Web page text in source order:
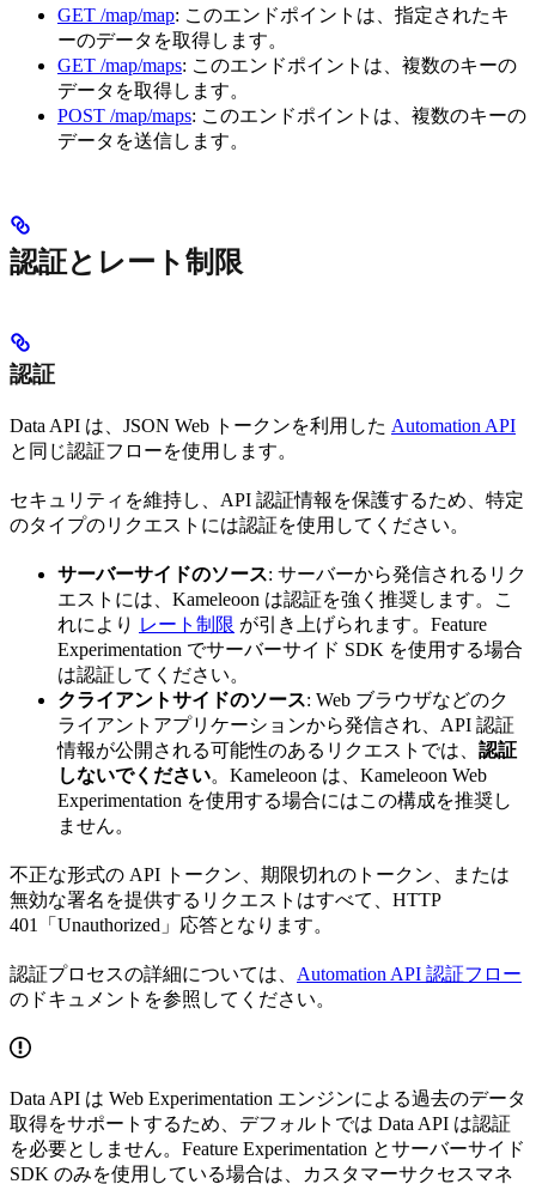
GET /map/map: このエンドポイントは、指定されたキ
ーのデータを取得します。
GET /map/maps: このエンドポイントは、複数のキーの
データを取得します。
POST /map/maps: このエンドポイントは、複数のキーの
データを送信します。
認証とレート制限
認証
Data API は、JSON Web トークンを利用した Automation API
と同じ認証フローを使用します。
セキュリティを維持し、API 認証情報を保護するため、特定
のタイプのリクエストには認証を使用してください。
サーバーサイドのソース: サーバーから発信されるリク
エストには、Kameleoon は認証を強く推奨します。こ
れにより レート制限 が引き上げられます。Feature
Experimentation でサーバーサイド SDK を使用する場合
は認証してください。
クライアントサイドのソース: Web ブラウザなどのク
ライアントアプリケーションから発信され、API 認証
情報が公開される可能性のあるリクエストでは、 認証
しないでください。Kameleoon は、Kameleoon Web
Experimentation を使用する場合にはこの構成を推奨し
ません。
不正な形式の API トークン、期限切れのトークン、または
無効な署名を提供するリクエストはすべて、HTTP
401「Unauthorized」応答となります。
認証プロセスの詳細については、 Automation API 認証フロー
のドキュメントを参照してください。
Data API は Web Experimentation エンジンによる過去のデータ
取得をサポートするため、デフォルトでは Data API は認証
を必要としません。Feature Experimentation とサーバーサイド
SDK のみを使用している場合は、カスタマーサクセスマネ